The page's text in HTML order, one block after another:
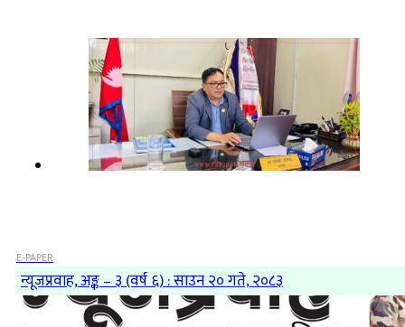
E-PAPER
न्यूजप्रवाह, अङ्क – ३ (वर्ष ६) : साउन २० गते, २०८३